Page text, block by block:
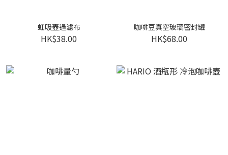
虹吸壺過濾布
HK$38.00
咖啡豆真空玻璃密封罐
HK$68.00